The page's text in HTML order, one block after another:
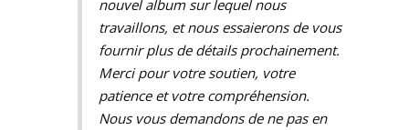
nouvel album sur lequel nous
travaillons, et nous essaierons de vous
fournir plus de détails prochainement.
Merci pour votre soutien, votre
patience et votre compréhension.
Nous vous demandons de ne pas en